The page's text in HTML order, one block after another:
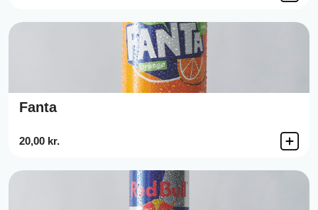
Fanta
20,00 kr.